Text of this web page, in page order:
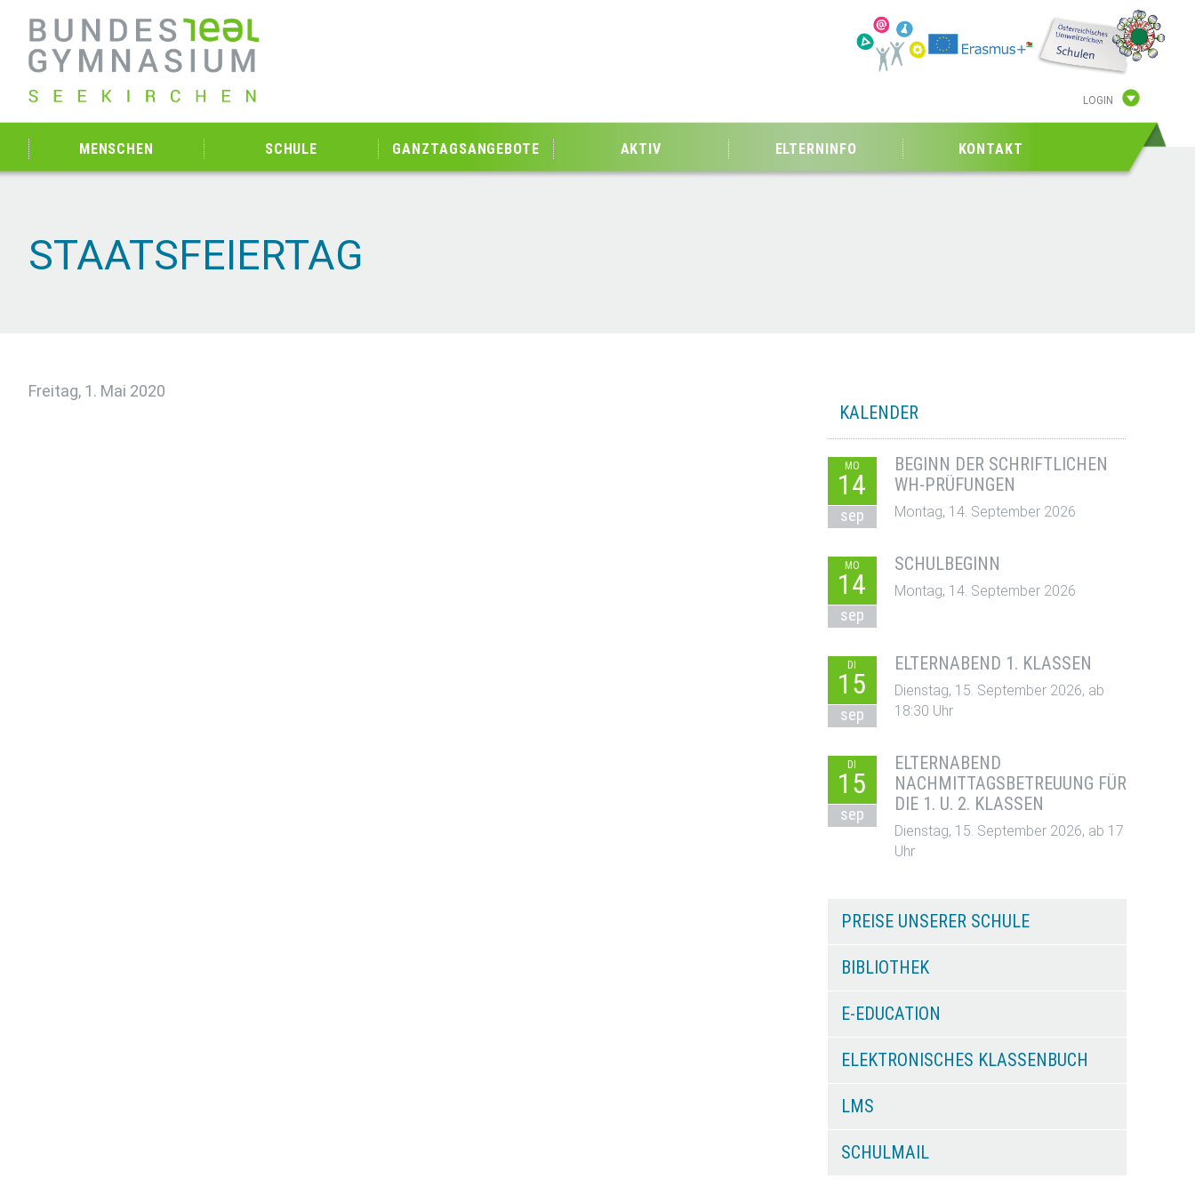
LOGIN
MENSCHEN SCHULE GANZTAGSANGEBOTE AKTIV ELTERNINFO KONTAKT
STAATSFEIERTAG
Freitag, 1. Mai 2020
KALENDER
MO
14
sep
BEGINN DER SCHRIFTLICHEN
WH-PRÜFUNGEN
Montag, 14. September 2026
MO
14
sep
SCHULBEGINN
Montag, 14. September 2026
DI
15
sep
ELTERNABEND 1. KLASSEN
Dienstag, 15. September 2026, ab
18:30 Uhr
DI
15
sep
ELTERNABEND
NACHMITTAGSBETREUUNG FÜR
DIE 1. U. 2. KLASSEN
Dienstag, 15. September 2026, ab 17
Uhr
PREISE UNSERER SCHULE
BIBLIOTHEK
E-EDUCATION
ELEKTRONISCHES KLASSENBUCH
LMS
SCHULMAIL